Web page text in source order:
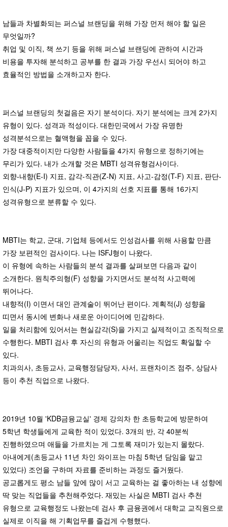
남들과 차별화되는 퍼스널 브랜딩을 위해 가장 먼저 해야 할 일은
무엇일까?
취업 및 이직, 책 쓰기 등을 위해 퍼스널 브랜딩에 관하여 시간과
비용을 투자해 분석하고 공부를 한 결과 가장 우선시 되어야 하고
효율적인 방법을 소개하고자 한다.
퍼스널 브랜딩의 첫걸음은 자기 분석이다. 자기 분석에는 크게 2가지
유형이 있다. 성격과 적성이다. 대한민국에서 가장 유명한
성격분석으로는 혈액형을 꼽을 수 있다.
가장 대중적이지만 다양한 사람들을 4가지 유형으로 정하기에는
무리가 있다. 내가 소개할 것은 MBTI 성격유형검사이다.
외향-내향(E-I) 지표, 감각-직관(Z-N) 지표, 사고-감정(T-F) 지표, 판단-
인식(J-P) 지표가 있으며, 이 4가지의 선호 지표를 통해 16가지
성격유형으로 분류할 수 있다.
MBTI는 학교, 군대, 기업체 등에서도 인성검사를 위해 사용할 만큼
가장 보편적인 검사이다. 나는 ISFJ형이 나왔다.
이 유형에 속하는 사람들의 분석 결과를 살펴보면 다음과 같이
소개한다. 원칙주의형(F) 성향을 가지면서도 분석적 사고력에
뛰어나다.
내향적(I) 이면서 대인 관계술이 뛰어난 편이다. 계획적(J) 성향을
띠면서 동시에 변화나 새로운 아이디어에 민감하다.
일을 처리함에 있어서는 현실감각(S)을 가지고 실제적이고 조직적으로
수행한다. MBTI 검사 후 자신의 유형과 어울리는 직업도 확일할 수
있다.
치과의사, 초등교사, 교육행정담당자, 사서, 프랜차이즈 점주, 상담사
등이 추천 직업으로 나왔다.
2019년 10월 'KDB금융교실' 경제 강의차 한 초등학교에 방문하여
5학년 학생들에게 교육한 적이 있었다. 3개의 반, 각 40분씩
진행하였으며 애들을 가르치는 게 그토록 재미가 있는지 몰랐다.
아내에게(초등교사 11년 차인 와이프는 마침 5학년 담임을 맡고
있었다) 조언을 구하며 자료를 준비하는 과정도 즐거웠다.
공교롭게도 평소 남들 앞에 많이 서고 교육하는 걸 좋아하는 내 성향에
딱 맞는 직업들을 추천해주었다. 재밌는 사실은 MBTI 검사 추천
유형으로 교육행정도 나왔는데 검사 후 금융권에서 대학교 교직원으로
실제로 이직을 해 기획업무를 즐겁게 수행했다.